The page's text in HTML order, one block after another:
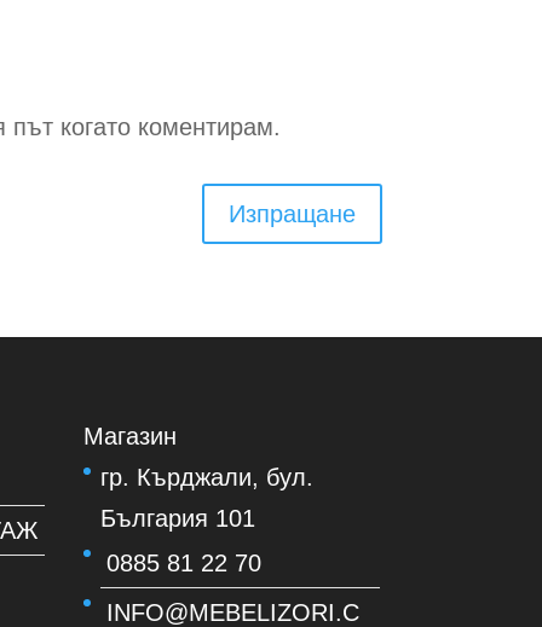
когато коментирам.
Изпращане
Магазин
гр. Кърджали, бул.
България 101
0885 81 22 70
INFO@MEBELIZORI.C